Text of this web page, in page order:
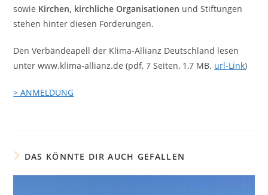
sowie Kirchen, kirchliche Organisationen und Stiftungen
stehen hinter diesen Forderungen.
Den Verbändeapell der Klima-Allianz Deutschland lesen
unter www.klima-allianz.de (pdf, 7 Seiten, 1,7 MB. url-Link)
> ANMELDUNG
DAS KÖNNTE DIR AUCH GEFALLEN